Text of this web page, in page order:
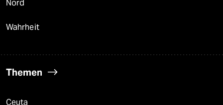
Nord
Wahrheit
Themen
Ceuta